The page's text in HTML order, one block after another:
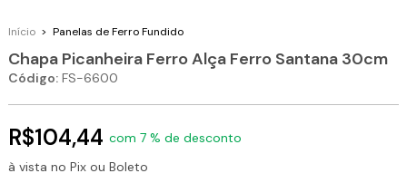
Início > Panelas de Ferro Fundido
Chapa Picanheira Ferro Alça Ferro Santana 30cm
Código: FS-6600
R$104,44 com 7 % de desconto
à vista no Pix ou Boleto